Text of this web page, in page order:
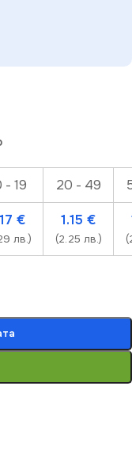
- 19 20 - 49
€
лв.)
1.15 €
(2.25 лв.)